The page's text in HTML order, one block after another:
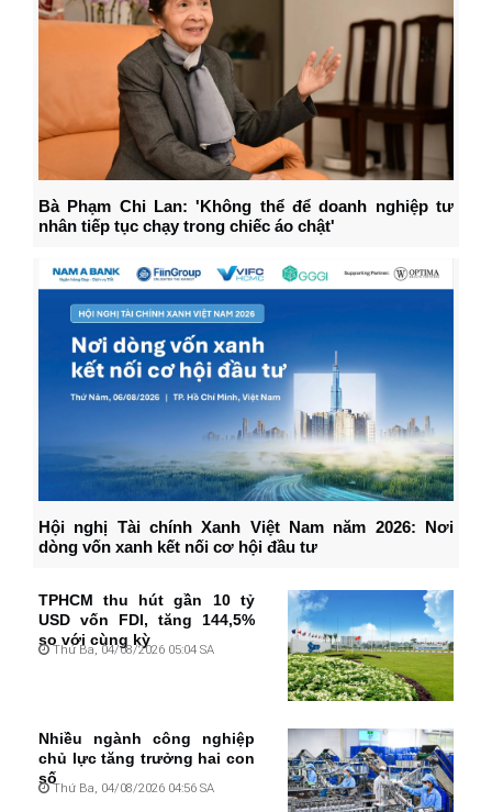
Bà Phạm Chi Lan: 'Không thể để doanh nghiệp tư
nhân tiếp tục chạy trong chiếc áo chật'
Hội nghị Tài chính Xanh Việt Nam năm 2026: Nơi
dòng vốn xanh kết nối cơ hội đầu tư
TPHCM thu hút gần 10 tỷ
USD vốn FDI, tăng 144,5%
so với cùng kỳ
Thứ Ba, 04/08/2026 05:04 SA
Nhiều ngành công nghiệp
chủ lực tăng trưởng hai con
số
Thứ Ba, 04/08/2026 04:56 SA